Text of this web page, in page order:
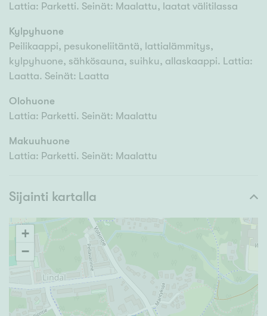
Lattia: Parketti. Seinät: Maalattu, laatat välitilassa
Kylpyhuone
Peilikaappi, pesukoneliitäntä, lattialämmitys,
kylpyhuone, sähkösauna, suihku, allaskaappi. Lattia:
Laatta. Seinät: Laatta
Olohuone
Lattia: Parketti. Seinät: Maalattu
Makuuhuone
Lattia: Parketti. Seinät: Maalattu
Sijainti kartalla
+
−